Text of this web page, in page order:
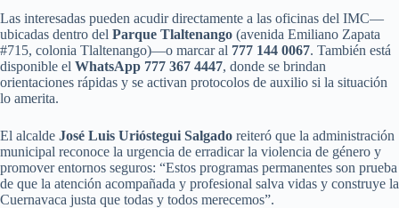
Las interesadas pueden acudir directamente a las oficinas del IMC—
ubicadas dentro del Parque Tlaltenango (avenida Emiliano Zapata
#715, colonia Tlaltenango)—o marcar al 777 144 0067. También está
disponible el WhatsApp 777 367 4447, donde se brindan
orientaciones rápidas y se activan protocolos de auxilio si la situación
lo amerita.
El alcalde José Luis Urióstegui Salgado reiteró que la administración
municipal reconoce la urgencia de erradicar la violencia de género y
promover entornos seguros: “Estos programas permanentes son prueba
de que la atención acompañada y profesional salva vidas y construye la
Cuernavaca justa que todas y todos merecemos”.